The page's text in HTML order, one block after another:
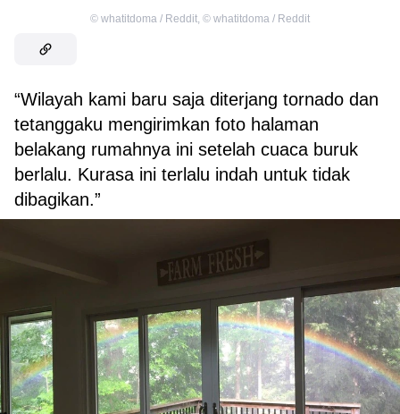
© whatitdoma / Reddit, © whatitdoma / Reddit
“Wilayah kami baru saja diterjang tornado dan
tetanggaku mengirimkan foto halaman
belakang rumahnya ini setelah cuaca buruk
berlalu. Kurasa ini terlalu indah untuk tidak
dibagikan.”